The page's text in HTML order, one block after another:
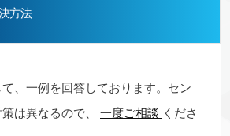
方法
、一例を回答しております。セン
は異なるので、 一度ご相談 くださ